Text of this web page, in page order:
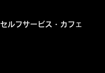
セルフサービス・カフェ